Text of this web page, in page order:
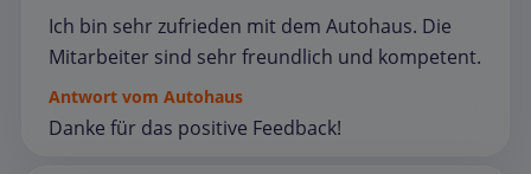
Ich bin sehr zufrieden mit dem Autohaus. Die
Mitarbeiter sind sehr freundlich und kompetent.
Antwort vom Autohaus
Danke für das positive Feedback!